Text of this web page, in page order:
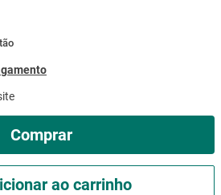
Comprar
ao carrinho